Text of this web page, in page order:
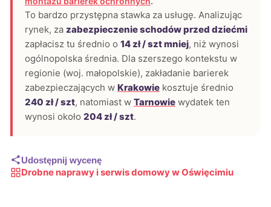
To bardzo przystępna stawka za usługę. Analizując
rynek, za zabezpieczenie schodów przed dziećmi
zapłacisz tu średnio o 14 zł / szt mniej, niż wynosi
ogólnopolska średnia. Dla szerszego kontekstu w
regionie (woj. małopolskie), zakładanie barierek
zabezpieczających w Krakowie kosztuje średnio
240 zł / szt, natomiast w Tarnowie wydatek ten
wynosi około 204 zł / szt.
Udostępnij wycenę
Drobne naprawy i serwis domowy w Oświęcimiu